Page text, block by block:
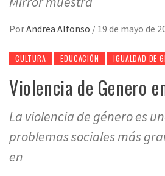
PorAndrea Alfonso / 19 de mayo de
CULTURA EDUCACIÓN IGUALDAD DE
Violencia de Genero
La violencia de género es
problemas sociales más
en